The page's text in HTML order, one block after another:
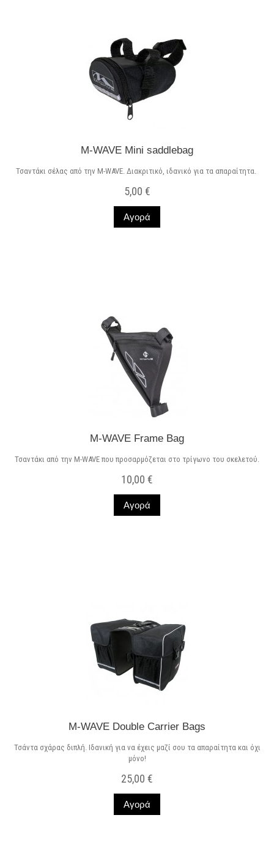
M-WAVE Mini saddlebag
Τσαντάκι σέλας από την M-WAVE. Διακριτικό, ιδανικό για τα απαραίτητα.
5,00 €
Αγορά
M-WAVE Frame Bag
Τσαντάκι από την M-WAVE που προσαρμόζεται στο τρίγωνο του σκελετού.
10,00 €
Αγορά
M-WAVE Double Carrier Bags
Τσάντα σχάρας διπλή. Ιδανική για να έχεις μαζί σου τα απαραίτητα και όχι
μόνο!
25,00 €
Αγορά